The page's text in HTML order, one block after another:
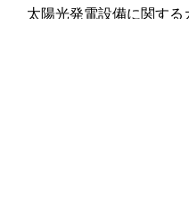
太陽光発電設備に関する